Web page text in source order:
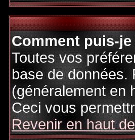
Comment puis-
Toutes vos
base de données.
(généralement en
Ceci vous
Revenir en haut